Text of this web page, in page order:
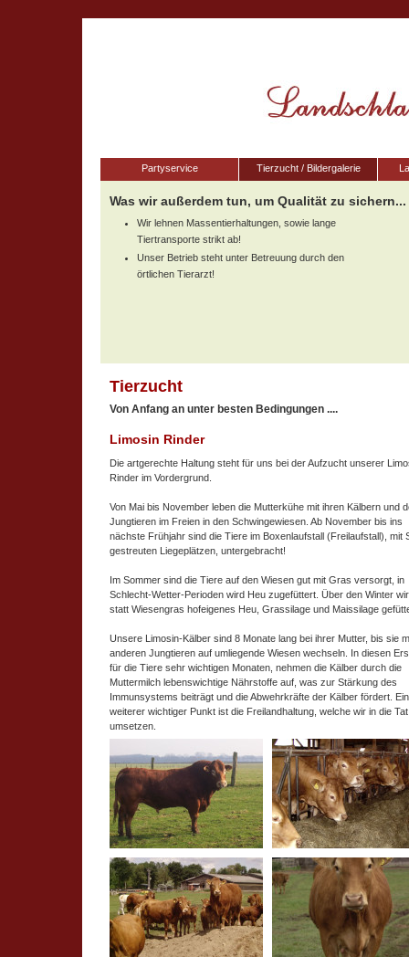
Partyservice Tierzucht / Bildergalerie
Tierzucht
Von Anfang an unter besten Bedingungen ....
Limosin Rinder
Die artgerechte Haltung steht für uns bei der Aufzucht unserer
Rinder im Vordergrund.
Von Mai bis November leben die Mutterkühe mit ihren Kälbern und
Jungtieren im Freien in den Schwingewiesen. Ab November bis ins
nächste Frühjahr sind die Tiere im Boxenlaufstall (Freilaufstall), mit
gestreuten Liegeplätzen, untergebracht!
Im Sommer sind die Tiere auf den Wiesen gut mit Gras versorgt, in
Schlecht-Wetter-Perioden wird Heu zugefüttert. Über den Winter
statt Wiesengras hofeigenes Heu, Grassilage und Maissilage
Unsere Limosin-Kälber sind 8 Monate lang bei ihrer Mutter, bis sie
anderen Jungtieren auf umliegende Wiesen wechseln. In diesen
für die Tiere sehr wichtigen Monaten, nehmen die Kälber durch die
Muttermilch lebenswichtige Nährstoffe auf, was zur Stärkung des
Immunsystems beiträgt und die Abwehrkräfte der Kälber fördert. Ein
weiterer wichtiger Punkt ist die Freilandhaltung, welche wir in die Tat
umsetzen.
Was wir außerdem tun, um Qualität zu sichern...
Wir lehnen Massentierhaltungen, sowie lange
Tiertransporte strikt ab!
Unser Betrieb steht unter Betreuung durch den
örtlichen Tierarzt!